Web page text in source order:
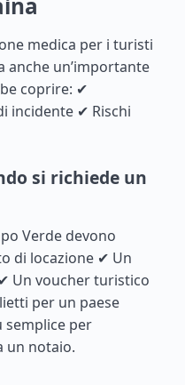
medica per i turisti
anche un’importante
coprire: ✔
incidente ✔ Rischi
si richiede un
Verde devono
di locazione ✔ Un
Un voucher turistico
per un paese
semplice per
un notaio.